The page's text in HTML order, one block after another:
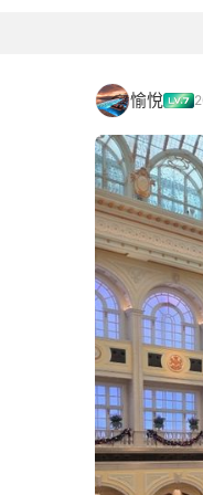
愉悅